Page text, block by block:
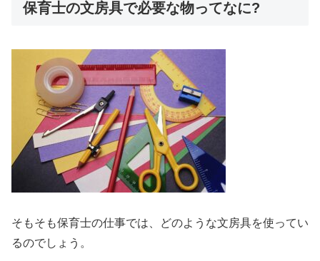
保育士の文房具で必要な物ってなに?
そもそも保育士の仕事では、どのような文房具を使ってい
るのでしょう。